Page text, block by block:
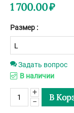
1 700.00₽
Размер :
Задать вопрос
В наличии
+
−
В